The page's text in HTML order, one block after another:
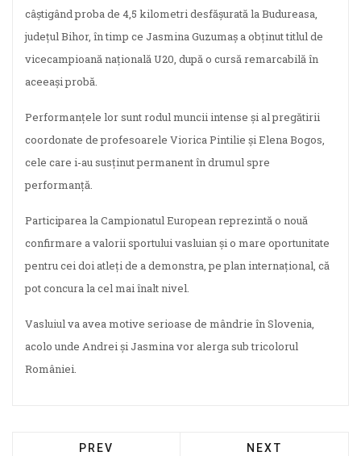
câștigând proba de 4,5 kilometri desfășurată la Budureasa,
județul Bihor, în timp ce Jasmina Guzumaș a obținut titlul de
vicecampioană națională U20, după o cursă remarcabilă în
aceeași probă.
Performanțele lor sunt rodul muncii intense și al pregătirii
coordonate de profesoarele Viorica Pintilie și Elena Bogos,
cele care i-au susținut permanent în drumul spre
performanță.
Participarea la Campionatul European reprezintă o nouă
confirmare a valorii sportului vasluian și o mare oportunitate
pentru cei doi atleți de a demonstra, pe plan internațional, că
pot concura la cel mai înalt nivel.
Vasluiul va avea motive serioase de mândrie în Slovenia,
acolo unde Andrei și Jasmina vor alerga sub tricolorul
României.
PREV NEXT